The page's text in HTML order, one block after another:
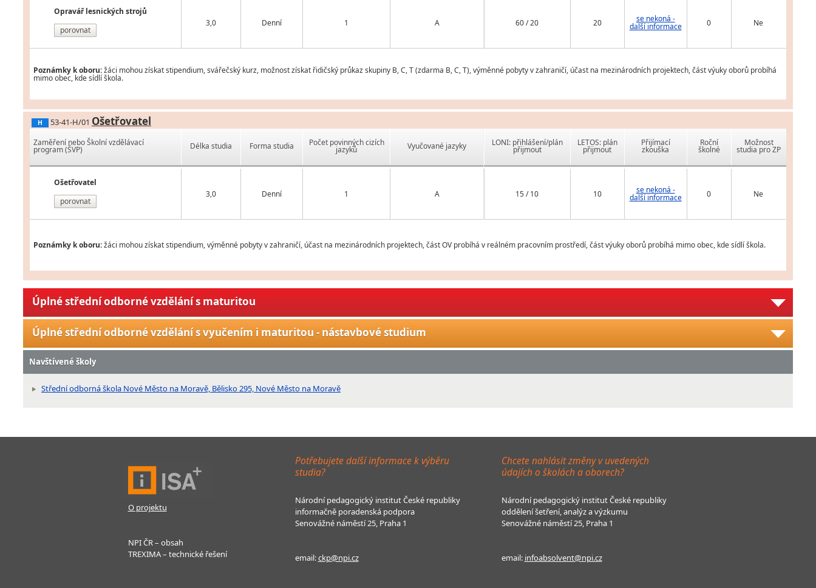
Opravář lesnických strojů
porovnat
3,0 Denní 1 A 60 / 20 20 se nekoná -
další informace 0 Ne
Poznámky k oboru:žáci mohou získat stipendium, svářečský kurz, možnost získat řidičský průkaz skupiny B, C, T (zdarma B, C, T), výměnné pobyty v zahraničí, účast na mezinárodních projektech, část výuky oborů probíhá
mimo obec, kde sídlí škola.
H 53-41-H/01 Ošetřovatel
Zaměření nebo Školní vzdělávací
program (ŠVP)
Ošetřovatel
porovnat
Délka studia Forma studia Počet povinných cizích
jazyků Vyučované jazyky
3,0 Denní 1 A
LONI: přihlášení/plán
přijmout
LETOS: plán
přijmout
Přijímací
zkouška
Roční
školné
Možnost
studia pro ZP
15 / 10 10 se nekoná -
další informace 0 Ne
Poznámky k oboru:žáci mohou získat stipendium, výměnné pobyty v zahraničí, účast na mezinárodních projektech, část OV probíhá v reálném pracovním prostředí, část výuky oborů probíhá mimo obec, kde sídlí škola.
Úplné střední odborné vzdělání s maturitou
Úplné střední odborné vzdělání s vyučením i maturitou - nástavbové studium
Navštívené školy
Střední odborná škola Nové Město na Moravě, Bělisko 295, Nové Město na Moravě
O projektu
NPI ČR – obsah
TREXIMA – technické řešení
Potřebujete další informace k výběru
studia?
Národní pedagogický institut České republiky
informačně poradenská podpora
Senovážné náměstí 25, Praha 1
email:ckp@npi.cz
Chcete nahlásit změny v uvedených
údajích o školách a oborech?
Národní pedagogický institut České republiky
oddělení šetření, analýz a výzkumu
Senovážné náměstí 25, Praha 1
email: infoabsolvent@npi.cz